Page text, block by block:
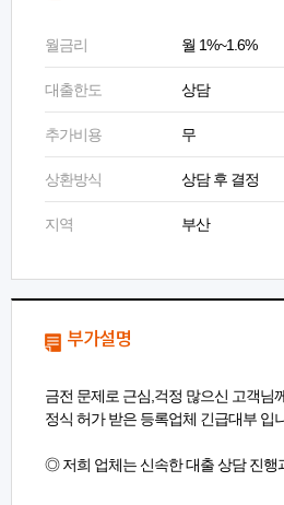
월금리 월 1%~1.6%
대출한도 상담
추가비용 무
상환방식 상담 후 결정
지역 부산
부가설명
금전 문제로 근심,걱정 많으신 고객님
정식 허가 받은 등록업체 긴급대부 입
◎ 저희 업체는 신속한 대출 상담 진